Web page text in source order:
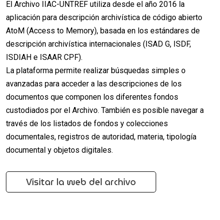
El Archivo IIAC-UNTREF utiliza desde el año 2016 la
aplicación para descripción archivística de código abierto
AtoM (Access to Memory), basada en los estándares de
descripción archivística internacionales (ISAD G, ISDF,
ISDIAH e ISAAR CPF).
La plataforma permite realizar búsquedas simples o
avanzadas para acceder a las descripciones de los
documentos que componen los diferentes fondos
custodiados por el Archivo. También es posible navegar a
través de los listados de fondos y colecciones
documentales, registros de autoridad, materia, tipología
documental y objetos digitales.
Visitar la web del archivo